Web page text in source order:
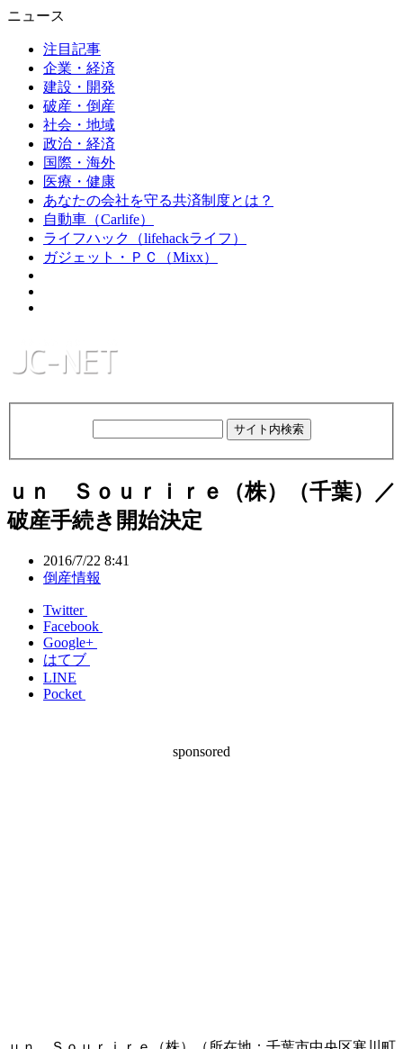
ニュース
注目記事
企業・経済
建設・開発
破産・倒産
社会・地域
政治・経済
国際・海外
医療・健康
あなたの会社を守る共済制度とは？
自動車（Carlife）
ライフハック（lifehackライフ）
ガジェット・ＰＣ（Mixx）
ｕｎ Ｓｏｕｒｉｒｅ（株）（千葉）／
破産手続き開始決定
2016/7/22 8:41
倒産情報
Twitter
Facebook
Google+
はてブ
LINE
Pocket
sponsored